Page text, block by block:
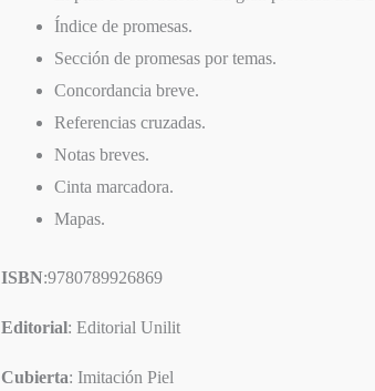
Índice de promesas.
Sección de promesas por temas.
Concordancia breve.
Referencias cruzadas.
Notas breves.
Cinta marcadora.
Mapas.
ISBN:9780789926869
Editorial: Editorial Unilit
Cubierta: Imitación Piel